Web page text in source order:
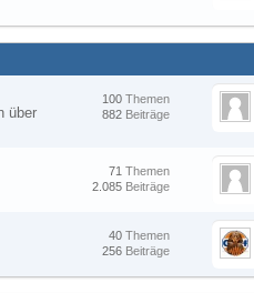
über
Themen
100
Beiträge
882
Themen
71
Beiträge
2.085
Themen
40
Beiträge
256